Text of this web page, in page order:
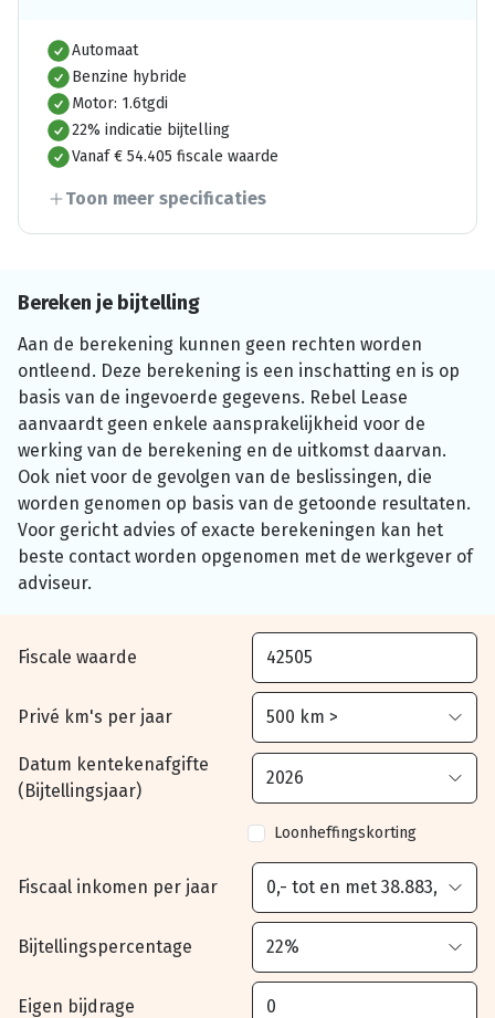
Automaat
Benzine hybride
Motor: 1.6tgdi
22% indicatie bijtelling
Vanaf € 54.405 fiscale waarde
Toon meer specificaties
Bereken je bijtelling
Aan de berekening kunnen geen rechten worden
ontleend. Deze berekening is een inschatting en is op
basis van de ingevoerde gegevens. Rebel Lease
aanvaardt geen enkele aansprakelijkheid voor de
werking van de berekening en de uitkomst daarvan.
Ook niet voor de gevolgen van de beslissingen, die
worden genomen op basis van de getoonde resultaten.
Voor gericht advies of exacte berekeningen kan het
beste contact worden opgenomen met de werkgever of
adviseur.
Fiscale waarde
Privé km's per jaar
Datum kentekenafgifte
(Bijtellingsjaar)
Loonheffingskorting
Fiscaal inkomen per jaar
Bijtellingspercentage
Eigen bijdrage